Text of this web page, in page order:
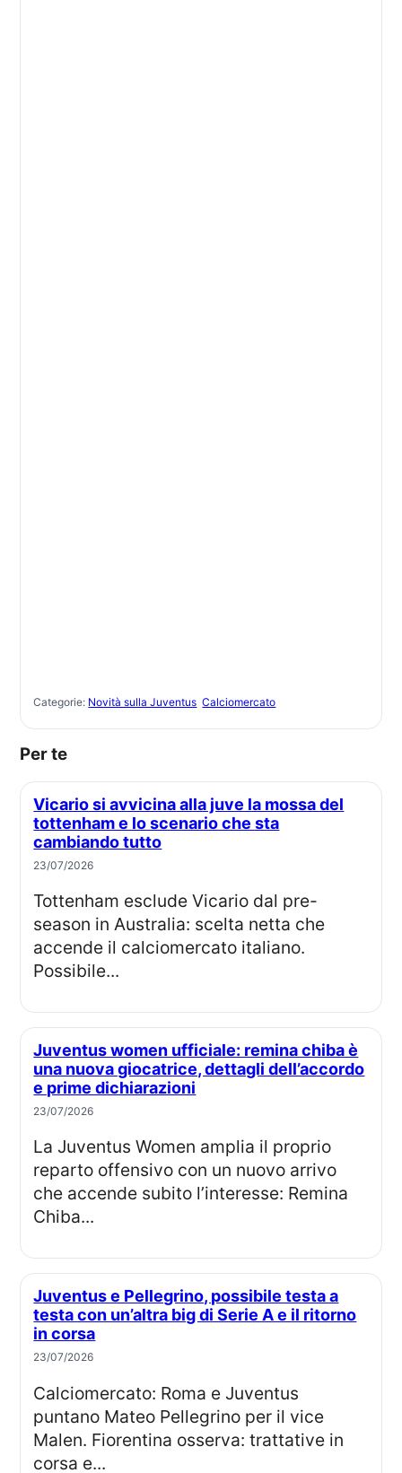
Categorie: Novità sulla Juventus Calciomercato
Per te
Vicario si avvicina alla juve la mossa del
tottenham e lo scenario che sta
cambiando tutto
23/07/2026
Tottenham esclude Vicario dal pre-
season in Australia: scelta netta che
accende il calciomercato italiano.
Possibile...
Juventus women ufficiale: remina chiba è
una nuova giocatrice, dettagli dell’accordo
e prime dichiarazioni
23/07/2026
La Juventus Women amplia il proprio
reparto offensivo con un nuovo arrivo
che accende subito l’interesse: Remina
Chiba...
Juventus e Pellegrino, possibile testa a
testa con un’altra big di Serie A e il ritorno
in corsa
23/07/2026
Calciomercato: Roma e Juventus
puntano Mateo Pellegrino per il vice
Malen. Fiorentina osserva: trattative in
corsa e...